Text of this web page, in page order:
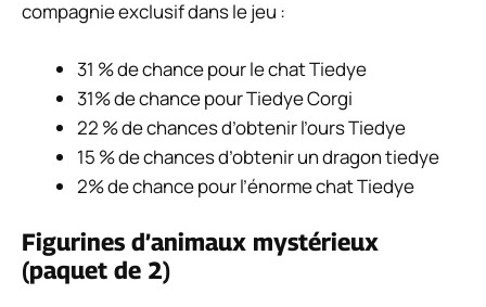
compagnie exclusif dans le jeu :
31 % de chance pour le chat Tiedye
31% de chance pour Tiedye Corgi
22 % de chances d’obtenir l’ours Tiedye
15 % de chances d’obtenir un dragon tiedye
2% de chance pour l’énorme chat Tiedye
Figurines d’animaux mystérieux
(paquet de 2)